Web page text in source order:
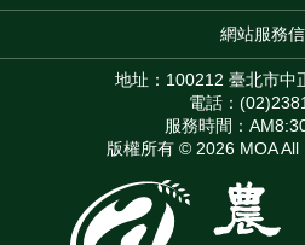
網站服務
地址：100212 臺北市中
電話：
服務時間：
版權所有 © 2026 MOA All